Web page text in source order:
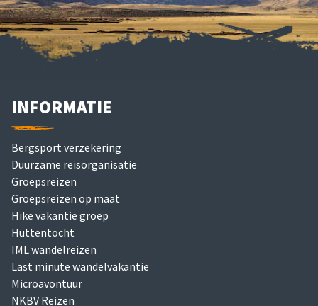
INFORMATIE
Bergsport verzekering
Duurzame reisorganisatie
Groepsreizen
Groepsreizen op maat
Hike vakantie groep
Huttentocht
IML wandelreizen
Last minute wandelvakantie
Microavontuur
NKBV Reizen